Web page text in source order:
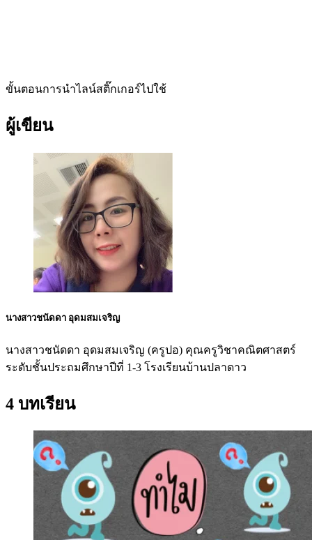
ขั้นตอนการนำไลน์สติ๊กเกอร์ไปใช้
ผู้เขียน
นางสาวชนัดดา อุดมสมเจริญ
นางสาวชนัดดา อุดมสมเจริญ (ครูปอ) คุณครูวิชาคณิตศาสตร์
ระดับชั้นประถมศึกษาปีที่ 1-3 โรงเรียนบ้านปลาดาว
4 บทเรียน